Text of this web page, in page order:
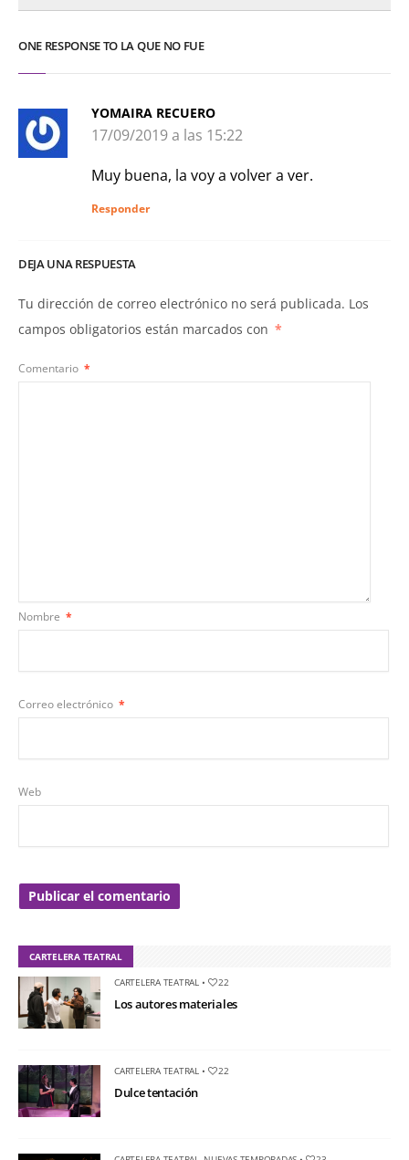
ONE RESPONSE TO LA QUE NO FUE
YOMAIRA RECUERO
17/09/2019 a las 15:22
Muy buena, la voy a volver a ver.
Responder
DEJA UNA RESPUESTA
Tu dirección de correo electrónico no será publicada. Los
campos obligatorios están marcados con *
Comentario *
Nombre *
Correo electrónico *
Web
CARTELERA TEATRAL
CARTELERA TEATRAL• 22
Los autores materiales
CARTELERA TEATRAL• 22
Dulce tentación